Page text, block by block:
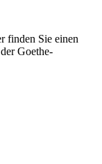
finden Sie einen
Goethe-